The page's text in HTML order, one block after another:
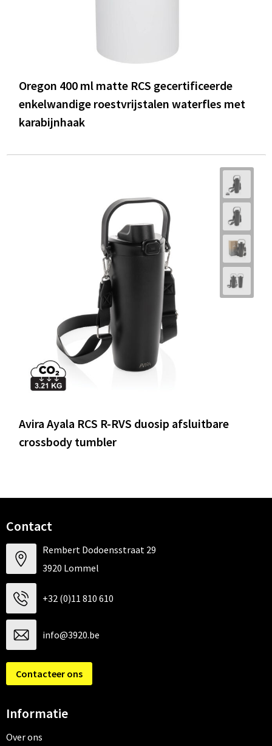
Oregon 400 ml matte RCS gecertificeerde
enkelwandige roestvrijstalen waterfles met
karabijnhaak
Avira Ayala RCS R-RVS duosip afsluitbare
crossbody tumbler
Contact
Rembert Dodoensstraat 29
3920 Lommel
+32 (0)11 810 610
info@3920.be
Contacteer ons
Informatie
Over ons